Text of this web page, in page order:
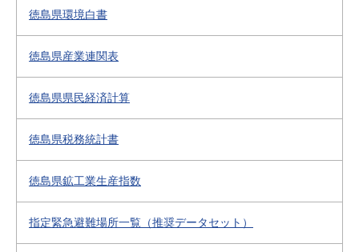
徳島県環境白書
徳島県産業連関表
徳島県県民経済計算
徳島県税務統計書
徳島県鉱工業生産指数
指定緊急避難場所一覧（推奨データセット）